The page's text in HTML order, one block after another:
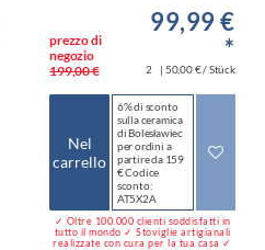
prezzo di
negozio
199,00 €
99,99 €
*
2 | 50,00 € / Stück
Nel
carrello
6% di sconto
sulla ceramica
di Bolesławiec
per ordini a
partire da 159
€ Codice
sconto:
AT5X2A
✓ Oltre 100.000 clienti soddisfatti in
tutto il mondo ✓ Stoviglie artigianali
realizzate con cura per la tua casa ✓